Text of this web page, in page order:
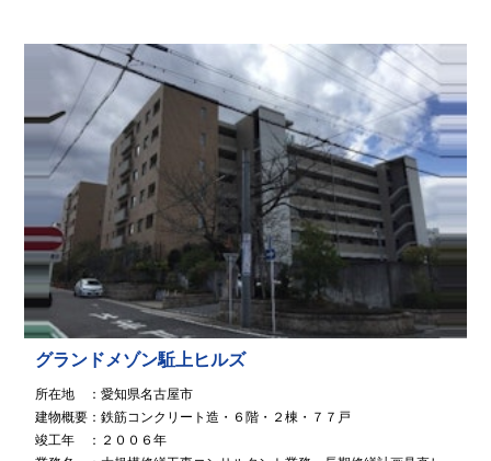
グランドメゾン駈上ヒルズ
所在地 ：愛知県名古屋市
建物概要：鉄筋コンクリート造・６階・２棟・７７戸
竣工年 ：２００６年